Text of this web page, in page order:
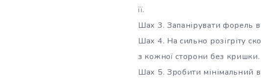
її.
Шах 3. Запанірувати форель в
Шах 4. На сильно розігріту
з кожної сторони без кришки.
Шах 5. Зробити мінімальний